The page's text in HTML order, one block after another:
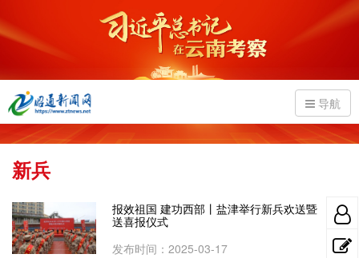
导航
新兵
报效祖国 建功西部丨盐津举行新兵欢送暨
送喜报仪式
发布时间：2025-03-17